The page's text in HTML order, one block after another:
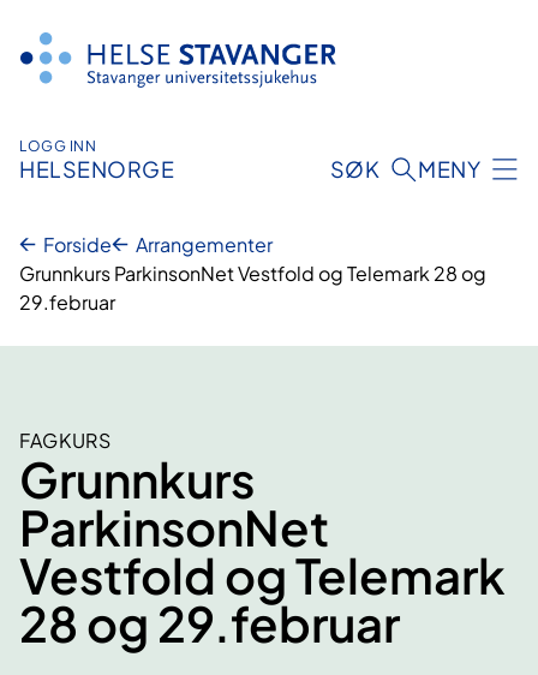
innhold
LOGG INN
HELSENORGE SØK MENY
Forside
Arrangementer
Grunnkurs ParkinsonNet Vestfold og Telemark 28 og
29.februar
FAGKURS
Grunnkurs
ParkinsonNet
Vestfold og Telemark
28 og 29.februar